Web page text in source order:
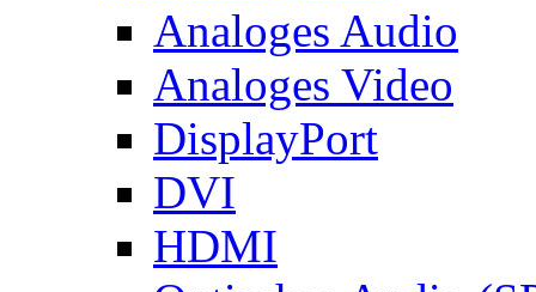
Analoges Audio
Analoges Video
DisplayPort
DVI
HDMI